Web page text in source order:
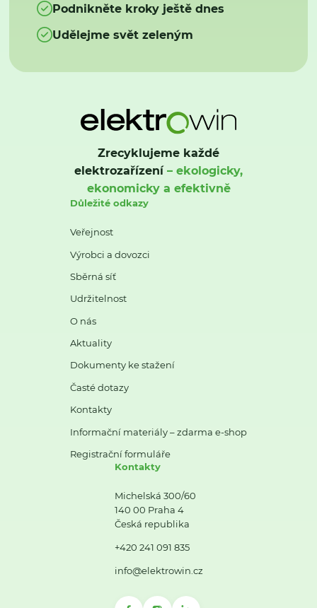
Podnikněte kroky ještě dnes
Udělejme svět zeleným
Zrecyklujeme každé
elektrozařízení– ekologicky,
ekonomicky a efektivně
Důležité odkazy
Veřejnost
Výrobci a dovozci
Sběrná síť
Udržitelnost
O nás
Aktuality
Dokumenty ke stažení
Časté dotazy
Kontakty
Informační materiály – zdarma e-shop
Registrační formuláře
Kontakty
Michelská 300/60
140 00 Praha 4
Česká republika
+420 241 091 835
info@elektrowin.cz